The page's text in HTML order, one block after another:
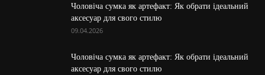
Чоловіча сумка як артефакт: Як обрати ідеальний
аксесуар для свого стилю
09.04.2026
Чоловіча сумка як артефакт: Як обрати ідеальний
аксесуар для свого стилю